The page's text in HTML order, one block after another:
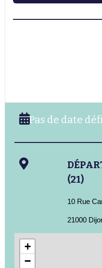
Pas de date
(21)
10 Rue
21000
+
−